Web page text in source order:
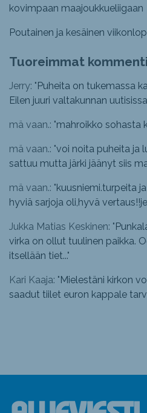
kovimpaan maajoukkueliigaan
Poutainen ja kesäinen
Tuoreimmat
Jerry: "Puheita on tukemassa
Eilen juuri valtakunnan
mä vaan.: "mahroikko sohasta
mä vaan.: "voi noita puheita ja
sattuu mutta järki jäänyt siis
mä vaan.: "kuusniemi.turpeita
hyviä sarjoja oli,hyvä
Jukka Matias Keskinen: "
virka on ollut tuulinen paikka.
itsellään tiet..."
Kari Kaaja: "Mielestäni kirkon
saadut tiilet euron kappale